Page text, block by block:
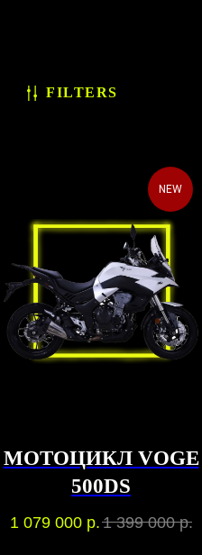
FILTERS
NEW
МОТОЦИКЛ VOGE
500DS
1 079 000 р.1 399 000 р.